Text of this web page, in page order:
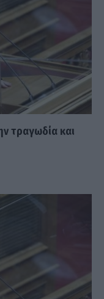
τραγωδία και